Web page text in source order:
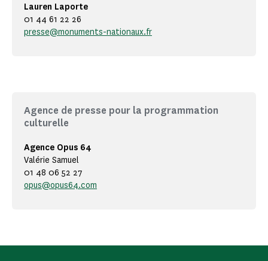
Lauren Laporte
01 44 61 22 26
presse@monuments-nationaux.fr
Agence de presse pour la programmation
culturelle
Agence Opus 64
Valérie Samuel
01 48 06 52 27
opus@opus64.com